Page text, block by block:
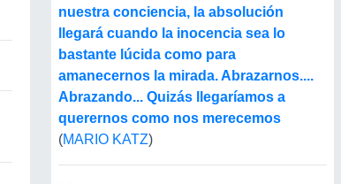
nuestra conciencia, la absolución
llegará cuando la inocencia sea lo
bastante lúcida como para
amanecernos la mirada. Abrazarnos....
Abrazando... Quizás llegaríamos a
querernos como nos merecemos
(MARIO KATZ)